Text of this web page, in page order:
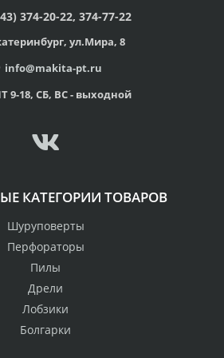
374-20-22, 374-77-22
ул.Мира, 8
info@makita-pt.ru
9-18, СБ, ВС - выходной
КАТЕГОРИИ ТОВАРОВ
Шуруповерты
Перфораторы
Пилы
Дрели
Лобзики
Болгарки